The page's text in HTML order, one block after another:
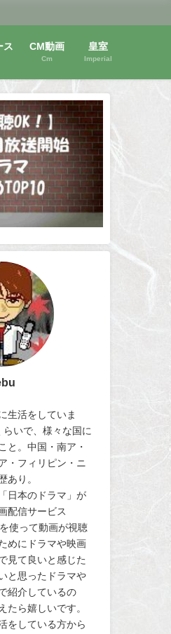
ス CM動画
Cm
皇室
Imperial
画無料視聴
を無料
演！
女々演は無料視聴できる！
遥・玉城ティナ主演！動画
生活をしていま
いで、様々な国に
と。中国・南ア・
・フィリピン・ニ
あり。
日本のドラマ」が
配信サービス
使って動画が視聴
めにドラマや映画
見て良いと感じた
と思ったドラマや
紹介しているの
たら嬉しいです。
をしている方から